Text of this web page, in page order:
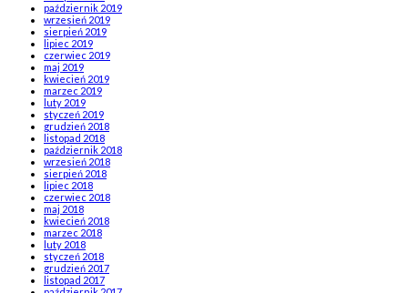
październik 2019
wrzesień 2019
sierpień 2019
lipiec 2019
czerwiec 2019
maj 2019
kwiecień 2019
marzec 2019
luty 2019
styczeń 2019
grudzień 2018
listopad 2018
październik 2018
wrzesień 2018
sierpień 2018
lipiec 2018
czerwiec 2018
maj 2018
kwiecień 2018
marzec 2018
luty 2018
styczeń 2018
grudzień 2017
listopad 2017